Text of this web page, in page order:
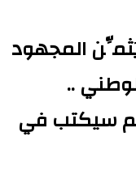
المجهود
..
سيكتب في